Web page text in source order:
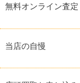
無料オンライン査定
当店の自慢